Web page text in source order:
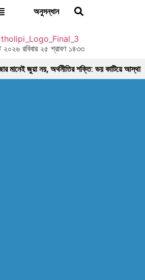
অনুসন্ধান
রবিবার ২৫ শ্রাবণ ১৪৩৩
মানেই জুয়া নয়, অর্থনীতির শক্তি: ভয় কাটিয়ে আস্থা
নগদ প্রবাহ ও সম্পদে ধারাবাহিক প্রবৃদ্ধি
লেনদেন, বাজারের পরবর্তী গন্তব্য কোথায়?
কী?